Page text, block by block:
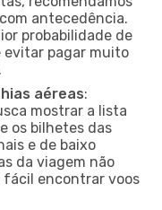
antecedência.
probabilidade de
evitar pagar muito
aéreas:
mostrar a lista
os bilhetes das
e de baixo
da viagem não
fácil encontrar voos